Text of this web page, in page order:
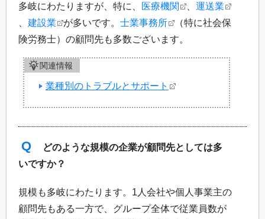
多岐にわたりますが、特に、 医療機関
運送業
建設業 が多いです。 士業事務所
（特に社会保
険労務士）の顧問先も多数ございます。
関連情報
業種別のトラブルとサポート
Q
どのような規模の企業が顧問先としては多
いですか？
規模も多岐にわたります。1人会社や個人事業主の
顧問先もある一方で、グループ全体で従業員数が